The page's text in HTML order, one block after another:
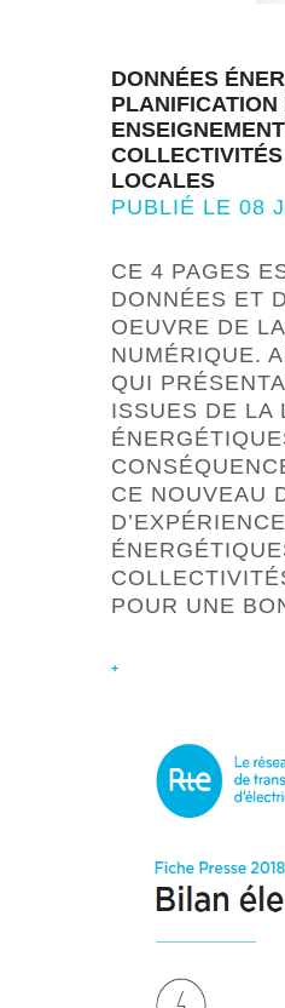
DONNÉES
PLANIFICATION
LOCALES
PUBLIÉ LE 08
CE 4 PAGES
DONNÉES ET
OEUVRE DE
NUMÉRIQUE.
QUI
ISSUES DE LA
CE NOUVEAU
POUR UNE
+